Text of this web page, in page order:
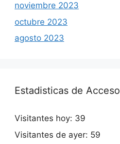
noviembre 2023
octubre 2023
agosto 2023
Estadisticas de Acceso
Visitantes hoy: 39
Visitantes de ayer: 59